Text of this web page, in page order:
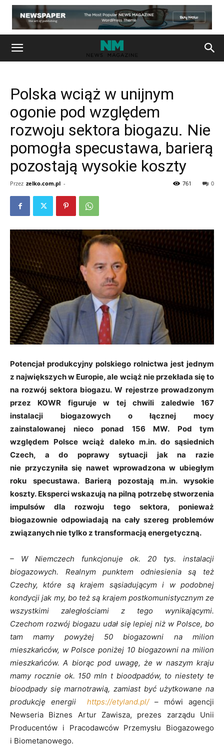
Polska wciąż w unijnym
ogonie pod względem
rozwoju sektora biogazu. Nie
pomogła specustawa, barierą
pozostają wysokie koszty
Przez zelko.com.pl - 0
761
Potencjał produkcyjny polskiego rolnictwa jest jednym
z największych w Europie, ale wciąż nie przekłada się to
na rozwój sektora biogazu. W rejestrze prowadzonym
przez KOWR figuruje w tej chwili zaledwie 167
instalacji biogazowych o łącznej mocy
zainstalowanej nieco ponad 156 MW. Pod tym
względem Polsce wciąż daleko m.in. do sąsiednich
Czech, a do poprawy sytuacji jak na razie
nie przyczyniła się nawet wprowadzona w ubiegłym
roku specustawa. Barierą pozostają m.in. wysokie
koszty. Eksperci wskazują na pilną potrzebę stworzenia
impulsów dla rozwoju tego sektora, ponieważ
biogazownie odpowiadają na cały szereg problemów
związanych nie tylko z transformacją energetyczną.
– W Niemczech funkcjonuje ok. 20 tys. instalacji
biogazowych. Realnym punktem odniesienia są też
Czechy, które są krajem sąsiadującym i w podobnej
kondycji jak my, bo też są krajem postkomunistycznym ze
wszystkimi zaległościami z tego wynikającymi.
Czechom rozwój biogazu udał się lepiej niż w Polsce, bo
tam mamy powyżej 50 biogazowni na milion
mieszkańców, w Polsce poniżej 10 biogazowni na milion
mieszkańców. A biorąc pod uwagę, że w naszym kraju
mamy rocznie ok. 150 mln t bioodpadów, to niestety te
bioodpady się marnotrawią, zamiast być użytkowane na
produkcję energii https://etyland.pl/ – mówi agencji
Newseria Biznes Artur Zawisza, prezes zarządu Unii
Producentów i Pracodawców Przemysłu Biogazowego
i Biometanowego.